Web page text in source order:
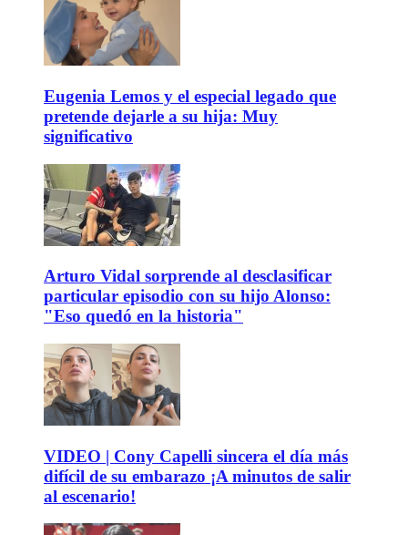
Eugenia Lemos y el especial legado que
pretende dejarle a su hija: Muy
significativo
Arturo Vidal sorprende al desclasificar
particular episodio con su hijo Alonso:
"Eso quedó en la historia"
VIDEO | Cony Capelli sincera el día más
difícil de su embarazo ¡A minutos de salir
al escenario!